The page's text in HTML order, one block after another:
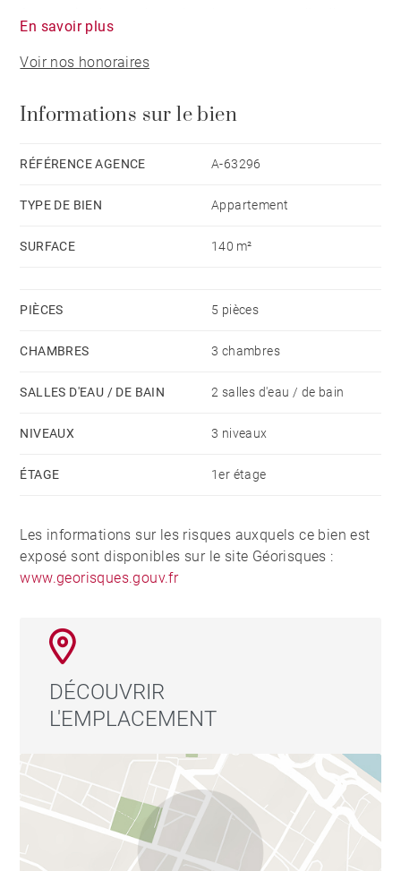
Au deuxième étage, une suite parentale avec un
dressing, une salle de bains et un bureau en
un espace de rangement indépendant. Honoraires à la
En savoir plus
Voir nos honoraires
Informations sur le bien
RÉFÉRENCE AGENCE A-63296
TYPE DE BIEN Appartement
SURFACE 140 m²
PIÈCES 5 pièces
CHAMBRES 3 chambres
SALLES D'EAU / DE BAIN 2 salles d'eau / de bain
NIVEAUX 3 niveaux
ÉTAGE 1er étage
Les informations sur les risques auxquels ce bien est
exposé sont disponibles sur le site Géorisques :
www.georisques.gouv.fr
DÉCOUVRIR
L'EMPLACEMENT